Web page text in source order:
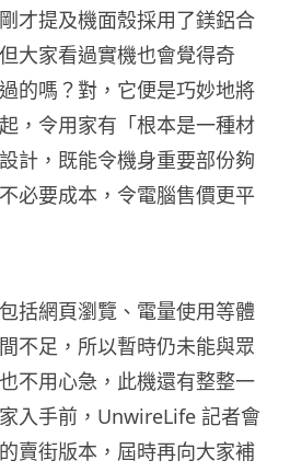
才提及機面殼採用了鎂鋁合
大家看過實機也會覺得奇
的嗎？對，它便是巧妙地將
，令用家有「根本是一種材
計，既能令機身重要部份夠
必要成本，令電腦售價更平
括網頁瀏覽、電量使用等體
不足，所以暫時仍未能與眾
不用心急，此機還有整整一
入手前，UnwireLife 記者會
賣街版本，屆時再向大家補